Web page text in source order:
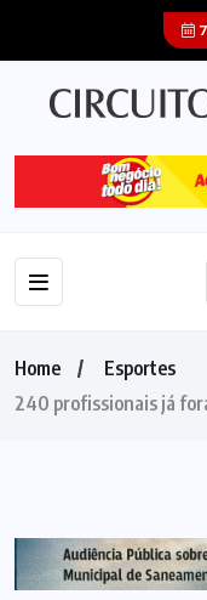
Home
Esportes
240 profissionais já